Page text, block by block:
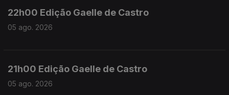
22h00 Edição Gaelle de Castro
05 ago. 2026
21h00 Edição Gaelle de Castro
05 ago. 2026